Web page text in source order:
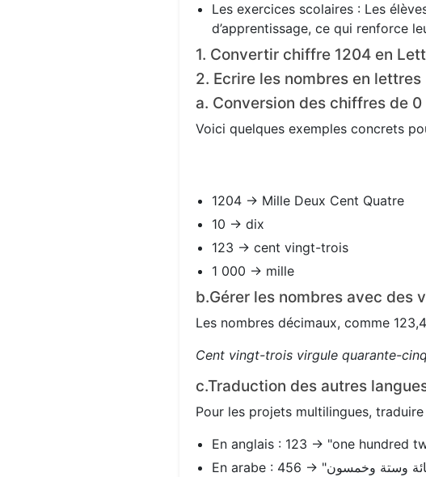
Les exercices scolaires : Les
d’apprentissage, ce qui renforce
1. Convertir chiffre 1204 en
2. Ecrire les nombres en
a. Conversion des chiffres de 0
Voici quelques exemples concrets
1204 → Mille Deux Cent Quatre
10 → dix
123 → cent vingt-trois
1 000 → mille
b.Gérer les nombres avec des
Les nombres décimaux, comme
Cent vingt-trois virgule quarante-
c.Traduction des autres
Pour les projets multilingues,
En anglais : 123 → "one hundred